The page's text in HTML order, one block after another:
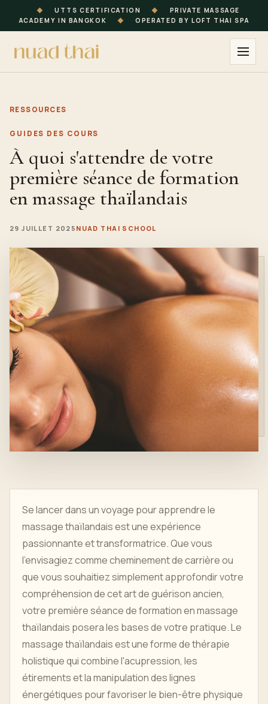
◆ UTTS CERTIFICATION ◆
PRIVATE MASSAGE
ACADEMY IN BANGKOK
◆ OPERATED BY LOFT THAI SPA
RESSOURCES
GUIDES DES COURS
À quoi s'attendre de votre
première séance de formation
en massage thaïlandais
29 JUILLET 2025 NUAD THAI SCHOOL
Se lancer dans un voyage pour apprendre le
massage thaïlandais est une expérience
passionnante et transformatrice. Que vous
l'envisagiez comme cheminement de carrière ou
que vous souhaitiez simplement approfondir votre
compréhension de cet art de guérison ancien,
votre première séance de formation en massage
thaïlandais posera les bases de votre pratique. Le
massage thaïlandais est une forme de thérapie
holistique qui combine l'acupression, les
étirements et la manipulation des lignes
énergétiques pour favoriser le bien-être physique